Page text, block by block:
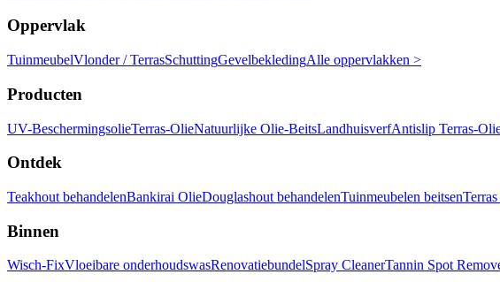
Oppervlak
TuinmeubelVlonder / TerrasSchuttingGevelbekledingAlle oppervlakken >
Producten
UV-BeschermingsolieTerras-OlieNatuurlijke Olie-BeitsLandhuisverfAntislip Terras-
Ontdek
Teakhout behandelenBankirai OlieDouglashout behandelenTuinmeubelen beitsen
Binnen
Wisch-FixVloeibare onderhoudswasRenovatiebundelSpray CleanerTannin Spot